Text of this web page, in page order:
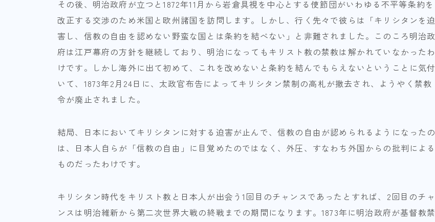
その後、明治政府が立つと1872年11月から岩倉具視を中心とする使節団がいわゆる不平等条約を
改正する交渉のため米国と欧州諸国を訪問します。しかし、行く先々で彼らは「キリシタンを迫
害し、信教の自由を認めない野蛮な国とは条約を結べない」と非難されました。このころ明治政
府は江戸幕府の方針を継続しており、明治になってもキリスト教の禁教は解かれていなかったわ
けです。しかし海外に出て初めて、これを改めないと条約を結んでもらえないということに気付
いて、1873年2月24日に、太政官布告によってキリシタン禁制の高札が撤去され、ようやく禁教
令が廃止されました。
結局、日本においてキリシタンに対する迫害が止んで、信教の自由が認められるようになったの
は、日本人自らが「信教の自由」に目覚めたのではなく、外圧、すなわち外国からの批判による
ものだったわけです。
キリシタン時代をキリスト教と日本人が出会う1回目のチャンスであったとすれば、2回目のチャ
ンスは明治維新から第二次世界大戦の終戦までの期間になります。1873年に明治政府が基督教禁